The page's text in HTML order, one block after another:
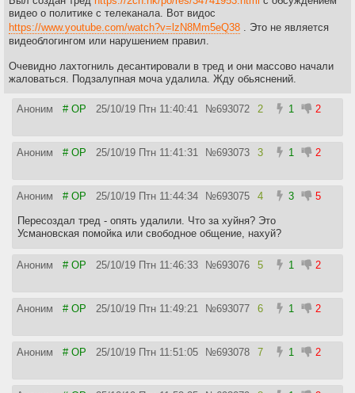
видео о политике с телеканала. Вот видос
https://www.youtube.com/watch?v=lzN8Mm5eQ38 . Это не является
видеоблогингом или нарушением правил.
Очевидно лахтогниль десантировали в тред и они массово начали
жаловаться. Подзалупная моча удалила. Жду обьяснений.
Аноним # OP 25/10/19 Птн 11:40:41 №693072 2 1 2
Аноним # OP 25/10/19 Птн 11:41:31 №693073 3 1 2
Аноним # OP 25/10/19 Птн 11:44:34 №693075 4 3 5
Пересоздал тред - опять удалили. Что за хуйня? Это
Усмановская помойка или свободное общение, нахуй?
Аноним # OP 25/10/19 Птн 11:46:33 №693076 5 1 2
Аноним # OP 25/10/19 Птн 11:49:21 №693077 6 1 2
Аноним # OP 25/10/19 Птн 11:51:05 №693078 7 1 2